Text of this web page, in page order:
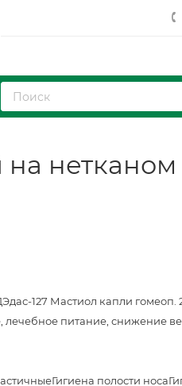
Эдас-127 Мастиол капли гомеоп.
лечебное питание, снижение
Гигиена полости носа